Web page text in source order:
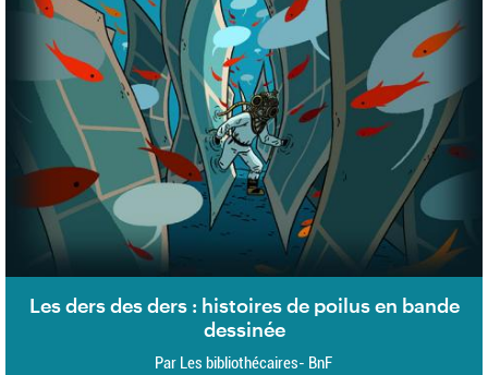
Les ders des ders : histoires de poilus en bande
dessinée
Par Les bibliothécaires- BnF